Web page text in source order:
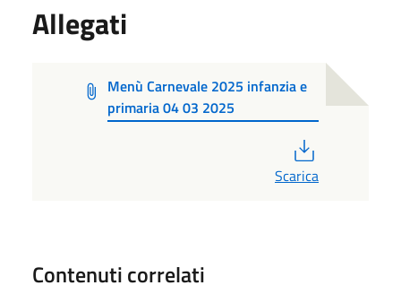
Allegati
Menù Carnevale 2025 infanzia e
primaria 04 03 2025
Scarica
Contenuti correlati